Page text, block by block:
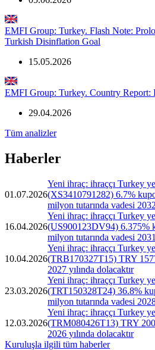
EMFI Group: Turkey. Flash Note:
Turkish Disinflation Goal
15.05.2026
EMFI Group: Turkey. Country Report:
29.04.2026
Tüm analizler
Haberler
01.07.2026
Yeni ihraç: ihraççı Turkey
(XS3410791282) 6.7%
milyon tutarında vadesi
16.04.2026
Yeni ihraç: ihraççı Turkey
(US900123DV94) 6.375%
milyon tutarında vadesi
10.04.2026
Yeni ihraç: ihraççı Turkey
(TRB170327T15) TRY
2027 yılında dolacaktır
23.03.2026
Yeni ihraç: ihraççı Turkey
(TRT150328T24) 36.8%
milyon tutarında vadesi
12.03.2026
Yeni ihraç: ihraççı Turkey
(TRM080426T13) TRY
2026 yılında dolacaktır
Kuruluşla ilgili tüm haberler